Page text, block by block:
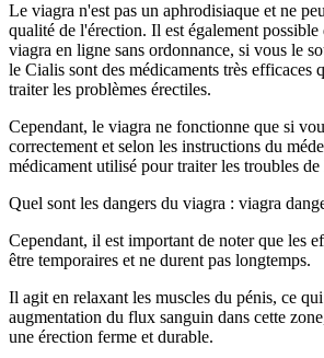
Le viagra n'est pas un aphrodisiaque et ne
qualité de l'érection. Il est également
viagra en ligne sans ordonnance, si vous le
le Cialis sont des médicaments très efficaces
traiter les problèmes érectiles.
Cependant, le viagra ne fonctionne que si
correctement et selon les instructions du
médicament utilisé pour traiter les troubles
Quel sont les dangers du viagra : viagra
Cependant, il est important de noter que les
être temporaires et ne durent pas longtemps.
Il agit en relaxant les muscles du pénis, ce
augmentation du flux sanguin dans cette
une érection ferme et durable.